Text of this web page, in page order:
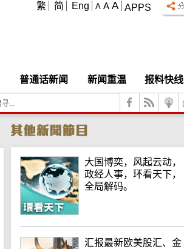
APPS
A A A
繁 简 Eng
普通话新闻 新闻重温 报料快线
大国博奕，风起云动，
政经人事，环看天下，
全局解码。
汇报最新欧美股汇、金